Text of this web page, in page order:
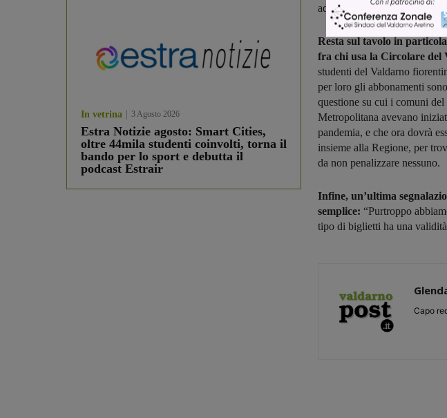
In vetrina 3 Agosto 2026
Estra Notizie agosto: Smart Cities,
oltre 44mila studenti coinvolti, torna il
bando per lo sport e debutta il
podcast Estrair
adottare tariffe differenti per
Resta sul tavolo in
fra chi usa la Circolare
studenti del Valdarno
per loro gli abbonamenti
questione su cui i comuni
Metropolitana avevano
pandemia, e che ora dovrà
insieme alla Regione, per
da non penalizzare nessuno.
Infine, un’ultima
semplice: “Purtroppo
tipo di biglietti ha una
Capo